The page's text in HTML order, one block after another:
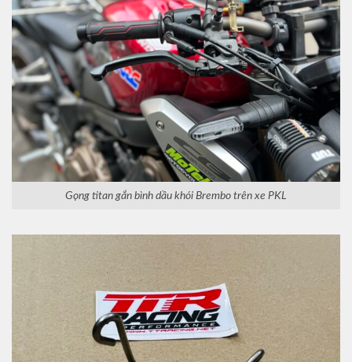
Gọng titan gắn bình dầu khói Brembo trên xe PKL